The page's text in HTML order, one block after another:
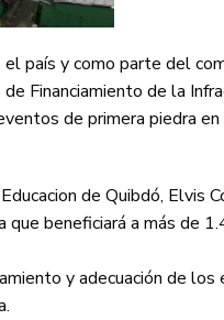
país y como parte del
Financiamiento de la
de primera piedra en
de Quibdó, Elvis
beneficiará a más de
y adecuación de los